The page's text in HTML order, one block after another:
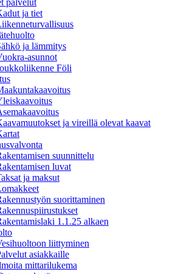
ja tiet
ja lämmitys
asunnot
Föli
ja vireillä olevat kaavat
suunnittelu
luvat
ja maksut
suorittaminen
1.1.25 alkaen
liittyminen
asiakkaille
mittarilukema